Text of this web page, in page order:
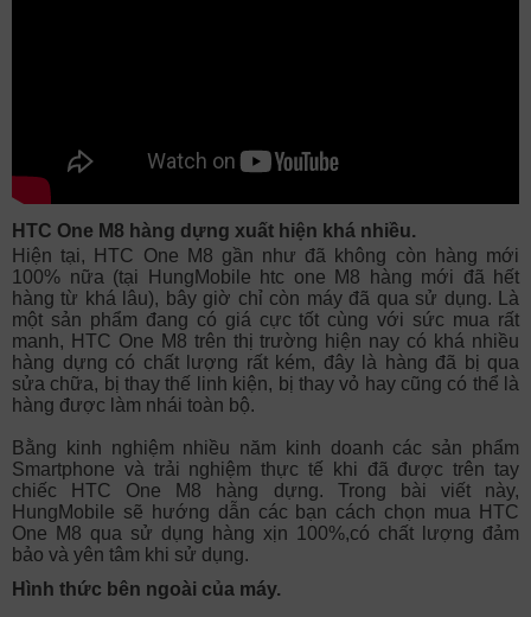
HTC One M8 hàng dựng xuất hiện khá nhiều.
Hiện tại, HTC One M8 gần như đã không còn hàng mới
100% nữa (tại HungMobile htc one M8 hàng mới đã hết
hàng từ khá lâu), bây giờ chỉ còn máy đã qua sử dụng. Là
một sản phẩm đang có giá cực tốt cùng với sức mua rất
manh, HTC One M8 trên thị trường hiện nay có khá nhiều
hàng dựng có chất lượng rất kém, đây là hàng đã bị qua
sửa chữa, bị thay thế linh kiện, bị thay vỏ hay cũng có thể là
hàng được làm nhái toàn bộ.
Bằng kinh nghiệm nhiều năm kinh doanh các sản phẩm
Smartphone và trải nghiệm thực tế khi đã được trên tay
chiếc HTC One M8 hàng dựng. Trong bài viết này,
HungMobile sẽ hướng dẫn các bạn cách chọn mua HTC
One M8 qua sử dụng hàng xịn 100%,có chất lượng đảm
bảo và yên tâm khi sử dụng.
Hình thức bên ngoài của máy.